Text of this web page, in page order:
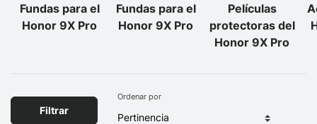
Fundas para el
Honor 9X Pro
Fundas para el
Honor 9X Pro
Películas
protectoras del
Honor 9X Pro
Filtrar
Ordenar por